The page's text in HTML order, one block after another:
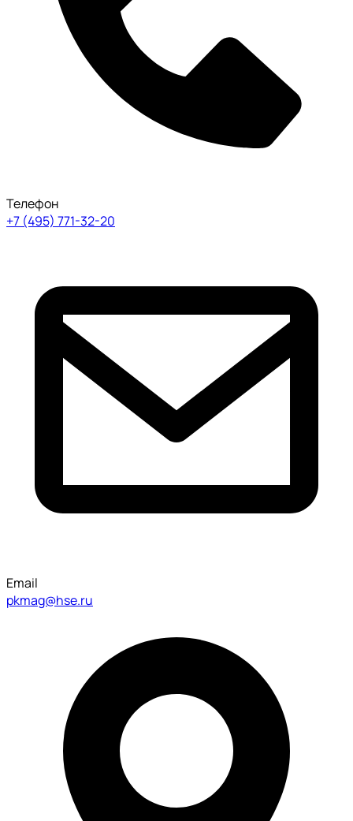
Телефон
+7 (495) 771-32-20
Email
pkmag@hse.ru